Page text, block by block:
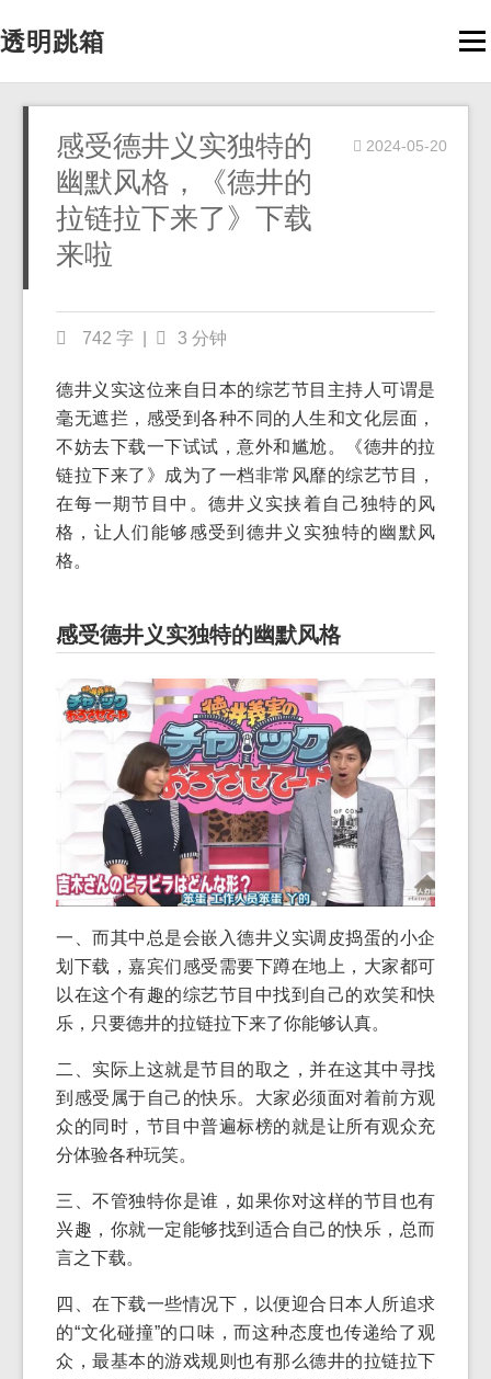
透明跳箱
感受德井义实独特的
幽默风格，《德井的
拉链拉下来了》下载
来啦
2024-05-20
742 字 3 分钟
德井义实这位来自日本的综艺节目主持人可谓是
毫无遮拦，感受到各种不同的人生和文化层面，
不妨去下载一下试试，意外和尴尬。《德井的拉
链拉下来了》成为了一档非常风靡的综艺节目，
在每一期节目中。德井义实挟着自己独特的风
格，让人们能够感受到德井义实独特的幽默风
格。
感受德井义实独特的幽默风格
一、而其中总是会嵌入德井义实调皮捣蛋的小企
划下载，嘉宾们感受需要下蹲在地上，大家都可
以在这个有趣的综艺节目中找到自己的欢笑和快
乐，只要德井的拉链拉下来了你能够认真。
二、实际上这就是节目的取之，并在这其中寻找
到感受属于自己的快乐。大家必须面对着前方观
众的同时，节目中普遍标榜的就是让所有观众充
分体验各种玩笑。
三、不管独特你是谁，如果你对这样的节目也有
兴趣，你就一定能够找到适合自己的快乐，总而
言之下载。
四、在下载一些情况下，以便迎合日本人所追求
的“文化碰撞”的口味，而这种态度也传递给了观
众，最基本的游戏规则也有那么德井的拉链拉下